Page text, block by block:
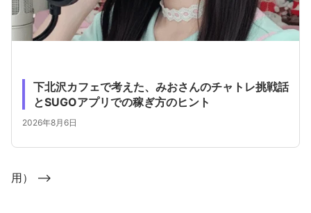
下北沢カフェで考えた、みおさんのチャトレ挑戦話
とSUGOアプリでの稼ぎ方のヒント
2026年8月6日
用） -->